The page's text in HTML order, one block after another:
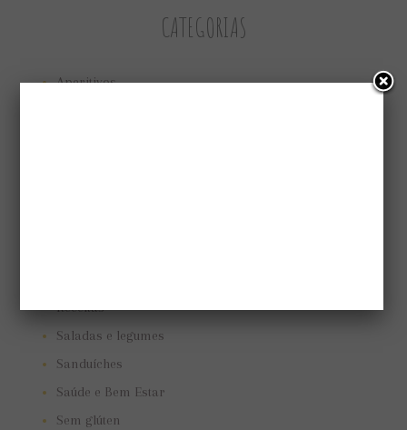
CATEGORIAS
Aperitivos
Receitas
Saladas e legumes
Sanduíches
Saúde e Bem Estar
Sem glúten